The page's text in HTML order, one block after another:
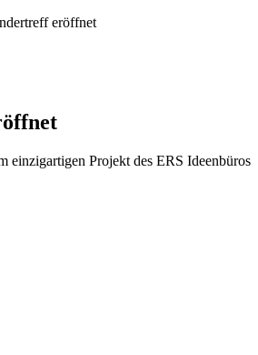
eröffnet
einzigartigen Projekt des ERS Ideenbüros